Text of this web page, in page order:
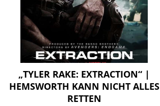
„TYLER RAKE: EXTRACTION“ |
HEMSWORTH KANN NICHT ALLES
RETTEN